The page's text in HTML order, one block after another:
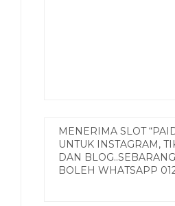
MENERIMA SLOT
UNTUK INSTAGRAM,
DAN
BOLEH WHATSAPP